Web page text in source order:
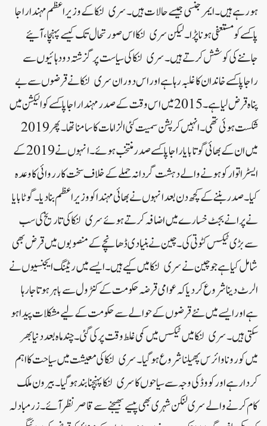
ہو رہے ہیں۔ ایمرجنسی جیسے حالات ہیں۔ سری لنکا کے وزیر اعظم مہندا راجا
پاکسے کو مستعفی ہونا پڑا۔ لیکن سری لنکا اس صورتحال تک کیسے پہنچا، آئیے
جاننے کی کوشش کرتے ہیں۔سری لنکا کی سیاست پر گزشتہ دو دہائیوں سے
راجا پاکسے خاندان کا غلبہ رہا ہے اور اس دوران سری لنکا نے قرضوں سے بے
پناہ قرض لیا ہے۔ 2015 میں اس وقت کے صدر مہندا راجا پاکسے کو الیکشن میں
شکست ہوئی تھی۔ انہیں کرپشن سمیت کئی الزامات کا سامنا تھا۔ پھر 2019
میں ان کے بھائی گوتابایا راجا پاکسے صدر منتخب ہوئے۔ انہوں نے 2019 کے
ایسٹر اتوار کو ہونے والے دہشت گردانہ حملے کے خلاف سخت کارروائی کا وعدہ
کیا۔ صدر بننے کے کچھ دن بعد انہوں نے بھائی مہندا کو وزیر اعظم بنا دیا۔ گوٹابایا
نے پرانے بجٹ خسارے میں اضافہ کرتے ہوئے سری لنکا کی تاریخ کی سب
سے بڑی ٹیکس کٹوتی کی۔ چین نے بنیادی ڈھانچے کے منصوبوں میں قرض بھی
شامل کیا ہے جو چین نے سری لنکا میں کیے ہیں۔ ایسے میں ریٹنگ ایجنسیوں نے
الرٹ دینا شروع کر دیا کہ عوامی قرضہ حکومت کے کنٹرول سے باہر ہوتا جا رہا
ہے اور ایسے میں نئے قرضوں کے حوالے سے حکومت کے لیے مشکلات پیدا ہو
سکتی ہیں۔سری لنکا میں ٹیکس میں کمی غلط وقت پر کی گئی۔ چند ماہ بعد دنیا بھر
میں کورونا وائرس پھیلنا شروع ہوگیا۔ سری لنکا کی معیشت میں سیاحت کا اہم
کردار ہے اور کووڈ کی وجہ سے سیاحوں کا سری لنکا پہنچنا بند ہو گیا۔ بیرون ملک
کام کرنے والے سری لنکن شہری بھی پیسے بھیجنے سے قاصر نظر آئے۔ زرمبادلہ